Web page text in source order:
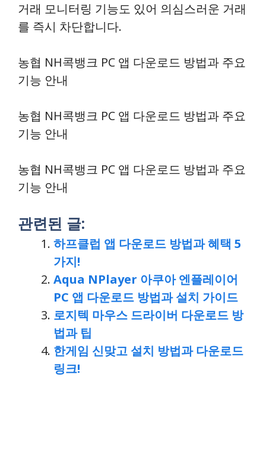
거래 모니터링 기능도 있어 의심스러운 거래
를 즉시 차단합니다.
농협 NH콕뱅크 PC 앱 다운로드 방법과 주요
기능 안내
농협 NH콕뱅크 PC 앱 다운로드 방법과 주요
기능 안내
농협 NH콕뱅크 PC 앱 다운로드 방법과 주요
기능 안내
관련된 글:
하프클럽 앱 다운로드 방법과 혜택 5
가지!
Aqua NPlayer 아쿠아 엔플레이어
PC 앱 다운로드 방법과 설치 가이드
로지텍 마우스 드라이버 다운로드 방
법과 팁
한게임 신맞고 설치 방법과 다운로드
링크!